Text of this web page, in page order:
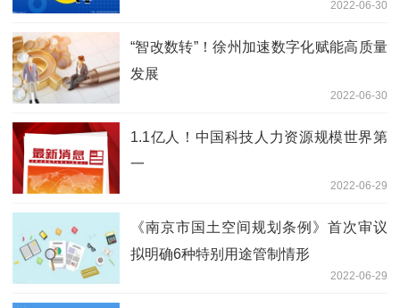
2022-06-30
“智改数转”！徐州加速数字化赋能高质量
发展
2022-06-30
1.1亿人！中国科技人力资源规模世界第
一
2022-06-29
《南京市国土空间规划条例》首次审议
拟明确6种特别用途管制情形
2022-06-29